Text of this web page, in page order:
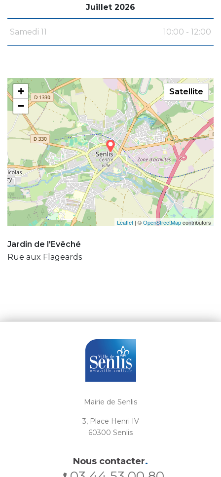
Juillet 2026
Samedi 11 10:00 - 12:00
+
−
Leaflet | ©OpenStreetMapcontributors
Satellite
Jardin de l'Evêché
Rue aux Flageards
Mairie de Senlis
3, Place Henri IV
60300 Senlis
Nous contacter.